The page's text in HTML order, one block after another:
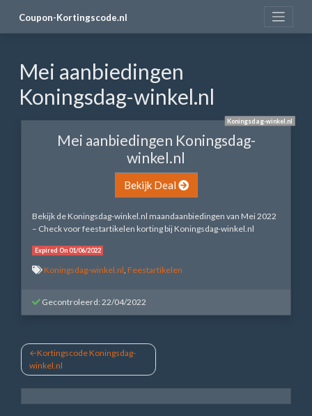
Coupon-Kortingscode.nl
Mei aanbiedingen
Koningsdag-winkel.nl
Koningsdag-winkel.nl
Mei aanbiedingen Koningsdag-
winkel.nl
Bekijk Deal
Bekijk de Koningsdag-winkel.nl maandaanbiedingen van Mei 2022
– Check voor feestartikelen korting bij Koningsdag-winkel.nl
Expired On 01/06/2022
Koningsdag-winkel.nl Feestartikelen
Gecontroleerd: 22/04/2022
Bericht
navigatie
Kortingscode Koningsdag-
winkel.nl